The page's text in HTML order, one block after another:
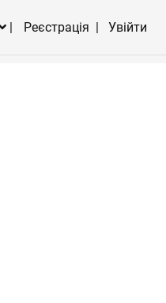
Реєстрація Увійти